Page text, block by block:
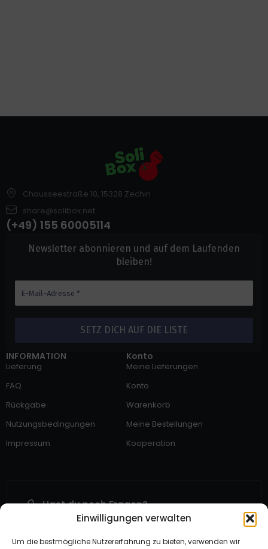
Einwilligungen verwalten
Um die bestmögliche Nutzererfahrung zu bieten, verwenden wir
Chausseestraße 10, 15328 Zechin
share@solibox.net
(+49) 155 60005114
INFORMATION
Lieferung
FAQ
Rückgabe
Nutzungsbedingungen
Impressum
Konto
Meine Lieferungen
Konto
Warenkorb
Meine Bestellungen
Kooperation
Newsletter abonnieren und auf dem Laufenden
bleiben!
Hast du noch Fragen?
Uns Kontaktieren